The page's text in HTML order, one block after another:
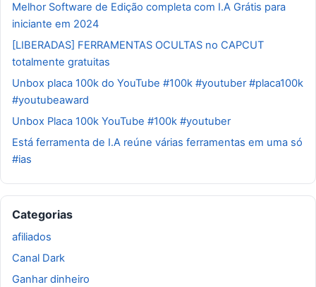
Melhor Software de Edição completa com I.A Grátis para
iniciante em 2024
[LIBERADAS] FERRAMENTAS OCULTAS no CAPCUT
totalmente gratuitas
Unbox placa 100k do YouTube #100k #youtuber #placa100k
#youtubeaward
Unbox Placa 100k YouTube #100k #youtuber
Está ferramenta de I.A reúne várias ferramentas em uma só
#ias
Categorias
afiliados
Canal Dark
Ganhar dinheiro